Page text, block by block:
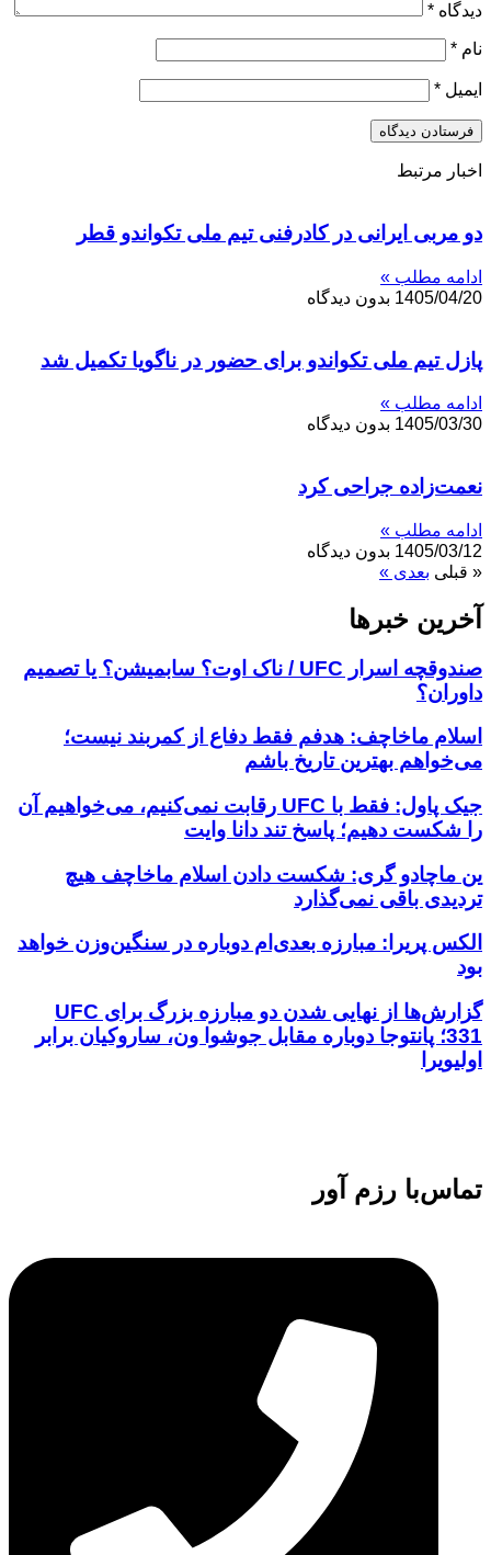
دیدگاه *
نام *
ایمیل *
اخبار مرتبط
دو مربی ایرانی در کادرفنی تیم ملی تکواندو قطر
ادامه مطلب »
1405/04/20 بدون دیدگاه
پازل تیم ملی تکواندو برای حضور در ناگویا تکمیل شد
ادامه مطلب »
1405/03/30 بدون دیدگاه
نعمت‌زاده جراحی کرد
ادامه مطلب »
1405/03/12 بدون دیدگاه
« قبلی بعدی »
آخرین خبر‌‌ها
صندوقچه اسرار UFC / ناک اوت؟ سابمیشن؟ یا تصمیم
داوران؟
اسلام ماخاچف: هدفم فقط دفاع از کمربند نیست؛
می‌خواهم بهترین تاریخ باشم
جیک پاول: فقط با UFC رقابت نمی‌کنیم، می‌خواهیم آن
را شکست دهیم؛ پاسخ تند دانا وایت
ین ماچادو گری: شکست دادن اسلام ماخاچف هیچ
تردیدی باقی نمی‌گذارد
الکس پریرا: مبارزه بعدی‌ام دوباره در سنگین‌وزن خواهد
بود
گزارش‌ها از نهایی شدن دو مبارزه بزرگ برای UFC
331؛ پانتوجا دوباره مقابل جوشوا ون، ساروکیان برابر
اولیویرا
تماس‌با رزم آور